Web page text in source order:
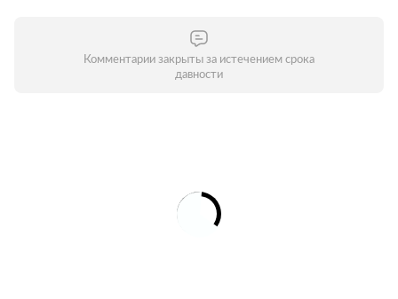
Комментарии закрыты за истечением срока
давности